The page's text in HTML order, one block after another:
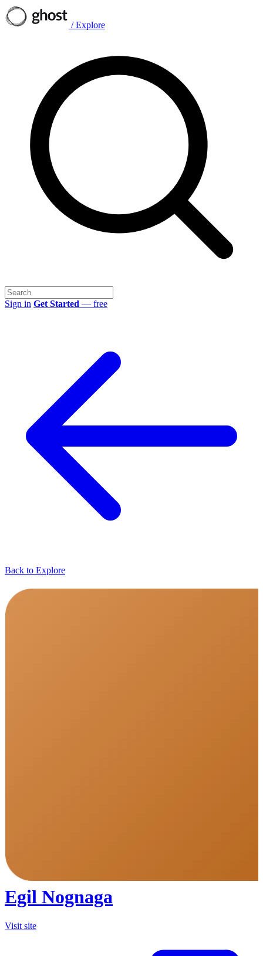
/ Explore
Sign in Get Started — free
Back to Explore
Egil Nognaga
Visit site